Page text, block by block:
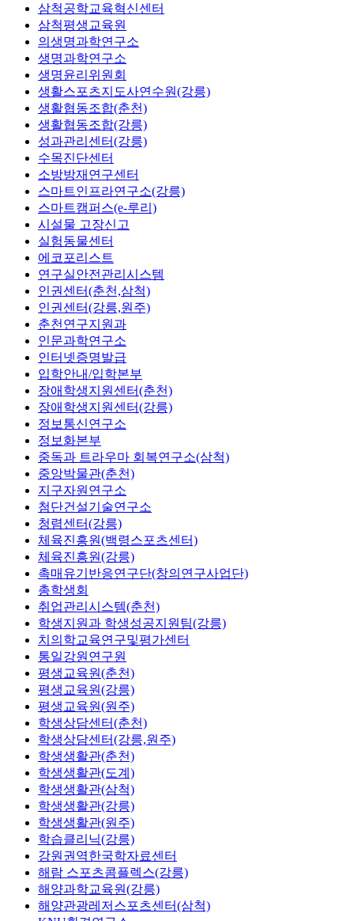
삼척공학교육혁신센터
삼척평생교육원
의생명과학연구소
생명과학연구소
생명윤리위원회
생활스포츠지도사연수원(강릉)
생활협동조합(춘천)
생활협동조합(강릉)
성과관리센터(강릉)
수목진단센터
소방방재연구센터
스마트인프라연구소(강릉)
스마트캠퍼스(e-루리)
시설물 고장신고
실험동물센터
에코포리스트
연구실안전관리시스템
인권센터(춘천,삼척)
인권센터(강릉,원주)
춘천연구지원과
인문과학연구소
인터넷증명발급
입학안내/입학본부
장애학생지원센터(춘천)
장애학생지원센터(강릉)
정보통신연구소
정보화본부
중독과 트라우마 회복연구소(삼척)
중앙박물관(춘천)
지구자원연구소
첨단건설기술연구소
청렴센터(강릉)
체육진흥원(백령스포츠센터)
체육진흥원(강릉)
촉매유기반응연구단(창의연구사업단)
총학생회
취업관리시스템(춘천)
학생지원과 학생성공지원팀(강릉)
치의학교육연구및평가센터
통일강원연구원
평생교육원(춘천)
평생교육원(강릉)
평생교육원(원주)
학생상담센터(춘천)
학생상담센터(강릉,원주)
학생생활관(춘천)
학생생활관(도계)
학생생활관(삼척)
학생생활관(강릉)
학생생활관(원주)
학습클리닉(강릉)
강원권역한국학자료센터
해람 스포츠콤플렉스(강릉)
해양과학교육원(강릉)
해양관광레저스포츠센터(삼척)